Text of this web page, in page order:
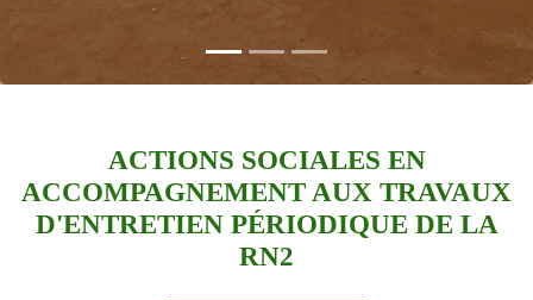
ACTIONS SOCIALES EN
ACCOMPAGNEMENT AUX TRAVAUX
D'ENTRETIEN PÉRIODIQUE DE LA
RN2